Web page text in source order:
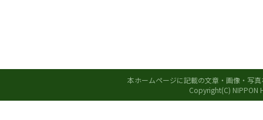
本ホームページに記載の文章・画像・写
Copyright(C) NIPPON